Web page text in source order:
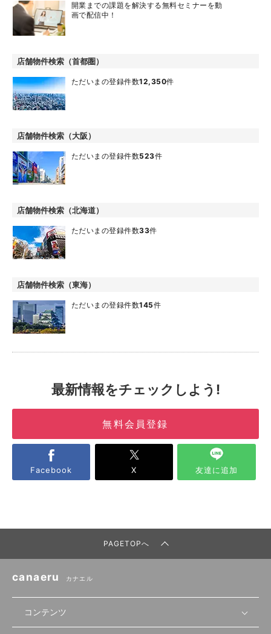
開業までの課題を解決する無料セミナーを動
画で配信中！
店舗物件検索（首都圏）
ただいまの登録件数12,350件
店舗物件検索（大阪）
ただいまの登録件数523件
店舗物件検索（北海道）
ただいまの登録件数33件
店舗物件検索（東海）
ただいまの登録件数145件
最新情報をチェックしよう!
無料会員登録
Facebook X 友達に追加
PAGETOPへ
canaeru カナエル
コンテンツ